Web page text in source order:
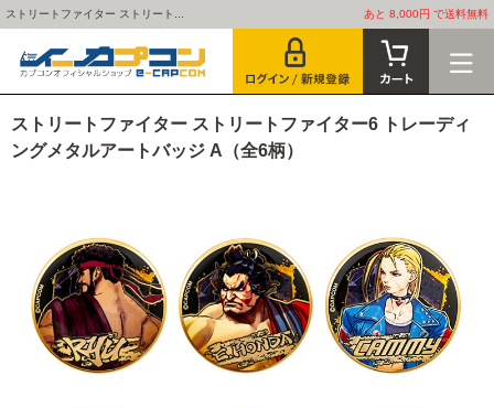
ストリートファイター ストリート... あと 8,000円 で送料無料
ストリートファイター ストリートファイター6 トレーディ
ングメタルアートバッジ A（全6柄）